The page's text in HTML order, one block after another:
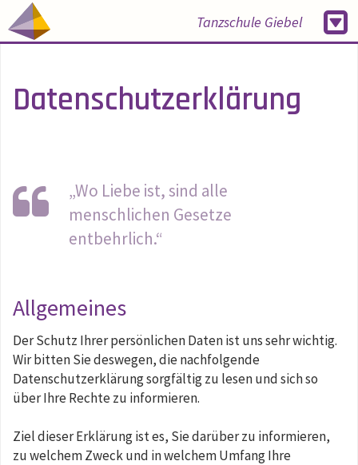
Tanzschule Giebel
Datenschutzerklärung
„Wo Liebe ist, sind alle
menschlichen Gesetze
entbehrlich.“
Allgemeines
Der Schutz Ihrer persönlichen Daten ist uns sehr wichtig.
Wir bitten Sie deswegen, die nachfolgende
Datenschutzerklärung sorgfältig zu lesen und sich so
über Ihre Rechte zu informieren.
Ziel dieser Erklärung ist es, Sie darüber zu informieren,
zu welchem Zweck und in welchem Umfang Ihre